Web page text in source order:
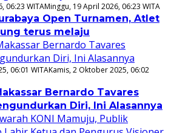
06:23 WITAMinggu, 19 April 2026, 06:23 WITA
Open Turnamen, Atlet
terus melaju
06:01 WITAKamis, 2 Oktober 2025, 06:02
Bernardo Tavares
Diri, Ini Alasannya